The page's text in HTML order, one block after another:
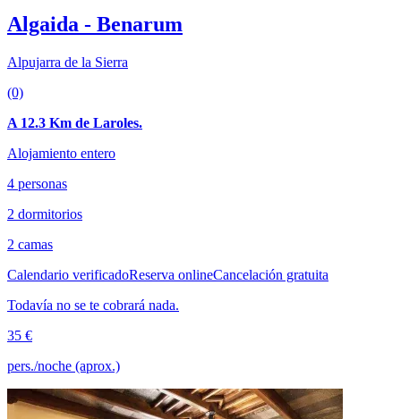
Algaida - Benarum
Alpujarra de la Sierra
(0)
A 12.3 Km de Laroles.
Alojamiento entero
4 personas
2 dormitorios
2 camas
Calendario verificadoReserva onlineCancelación gratuita
Todavía no se te cobrará nada.
35 €
pers./noche (aprox.)